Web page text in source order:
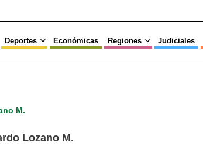
Deportes Económicas Regiones Judiciales
M.
Lozano M.